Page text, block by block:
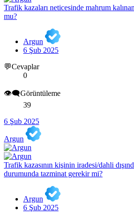
Trafik kazaları neticesinde mahrum
mu?
Argun
6 Şub 2025
💬Cevaplar
0
👁️‍🗨️Görüntüleme
39
6 Şub 2025
Argun
Trafik kazasının kişinin iradesi/dahli
durumunda tazminat gerekir mi?
Argun
6 Şub 2025